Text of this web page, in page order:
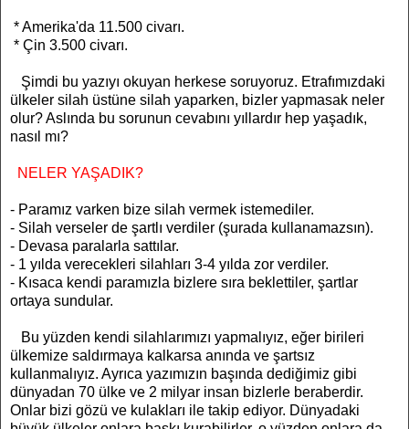
* Amerika'da 11.500 civarı.
* Çin 3.500 civarı.
Şimdi bu yazıyı okuyan herkese soruyoruz. Etrafımızdaki
ülkeler silah üstüne silah yaparken, bizler yapmasak neler
olur? Aslında bu sorunun cevabını yıllardır hep yaşadık,
nasıl mı?
NELER YAŞADIK?
- Paramız varken bize silah vermek istemediler.
- Silah verseler de şartlı verdiler (şurada kullanamazsın).
- Devasa paralarla sattılar.
- 1 yılda verecekleri silahları 3-4 yılda zor verdiler.
- Kısaca kendi paramızla bizlere sıra beklettiler, şartlar
ortaya sundular.
Bu yüzden kendi silahlarımızı yapmalıyız, eğer birileri
ülkemize saldırmaya kalkarsa anında ve şartsız
kullanmalıyız. Ayrıca yazımızın başında dediğimiz gibi
dünyadan 70 ülke ve 2 milyar insan bizlerle beraberdir.
Onlar bizi gözü ve kulakları ile takip ediyor. Dünyadaki